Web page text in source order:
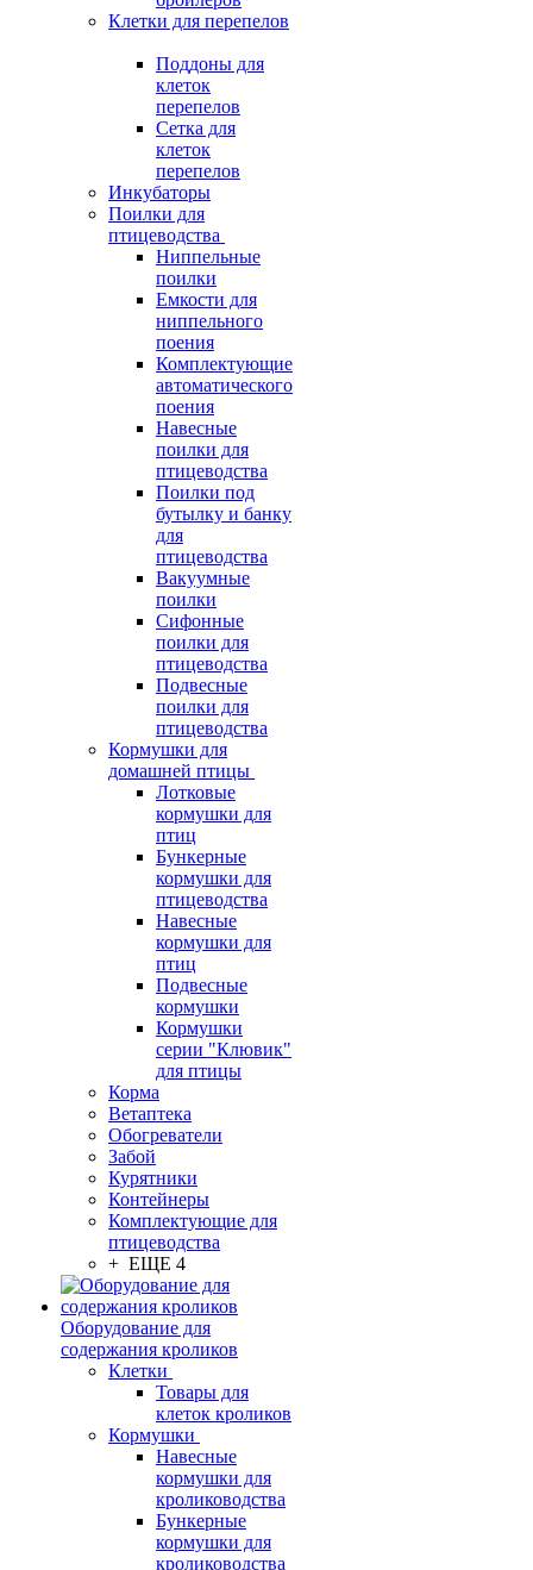
Клетки для перепелов
Поддоны для
клеток
перепелов
Сетка для
клеток
перепелов
Инкубаторы
Поилки для
птицеводства
Ниппельные
поилки
Емкости для
ниппельного
поения
Комплектующие
автоматического
поения
Навесные
поилки для
птицеводства
Поилки под
бутылку и банку
для
птицеводства
Вакуумные
поилки
Сифонные
поилки для
птицеводства
Подвесные
поилки для
птицеводства
Кормушки для
домашней птицы
Лотковые
кормушки для
птиц
Бункерные
кормушки для
птицеводства
Навесные
кормушки для
птиц
Подвесные
кормушки
Кормушки
серии "Клювик"
для птицы
Корма
Ветаптека
Обогреватели
Забой
Курятники
Контейнеры
Комплектующие для
птицеводства
+ ЕЩЕ 4
Оборудование для
содержания кроликов
Клетки
Товары для
клеток кроликов
Кормушки
Навесные
кормушки для
кролиководства
Бункерные
кормушки для
кролиководства